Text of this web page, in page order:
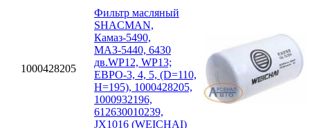
1000428205
Фильтр масляный
SHACMAN,
Камаз-5490,
МАЗ-5440, 6430
дв.WP12, WP13;
ЕВРО-3, 4, 5, (D=110,
H=195), 1000428205,
1000932196,
612630010239,
JX1016 (WEICHAI)